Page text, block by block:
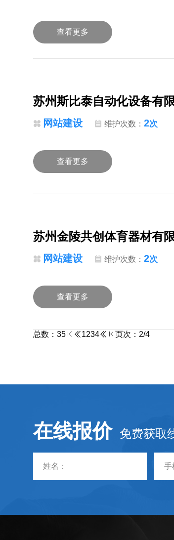
查看更多
苏州斯比泰自动化设备有
网站建设 维护次数：2次
查看更多
苏州金陵共创体育器材有
网站建设 维护次数：2次
查看更多
总数：35 1234 页次：2/4
在线报价 免费获取